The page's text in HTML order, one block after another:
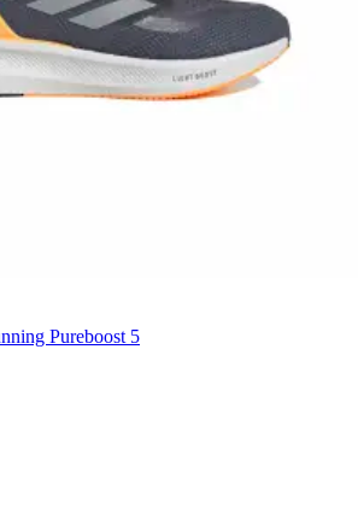
Pureboost 5